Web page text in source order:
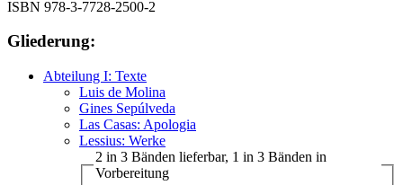
ISBN 978-3-7728-2500-2
Gliederung:
Abteilung I: Texte
Luis de Molina
Gines Sepúlveda
Las Casas: Apologia
Lessius: Werke
2 in 3 Bänden lieferbar, 1 in 3 Bänden in
Vorbereitung